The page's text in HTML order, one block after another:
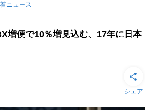
ニュース
増便で10％増見込む、17年に日本
シェア